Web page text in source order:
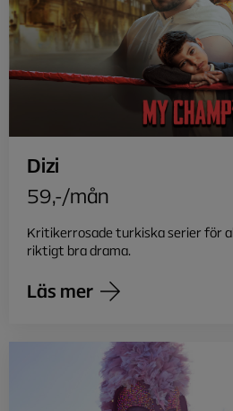
Dizi
59,-/mån
Kritikerrosade turkiska serier för
riktigt bra drama.
Läs mer